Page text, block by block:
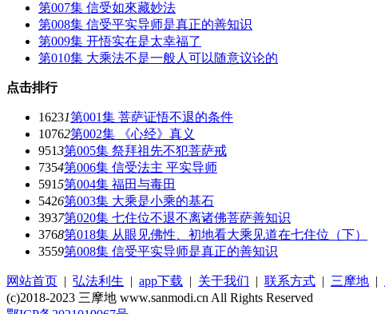
第007集 信受如來藏妙法
第008集 信受平实导师是真正的善知识
第009集 开悟实在是太幸福了
第010集 大乘法不是一般人可以随意议论的
点击排行
16231第001集 菩萨证悟不退的条件
10762第002集 《心经》真义
9513第005集 祭拜祖先不犯菩萨戒
7354第006集 信受法主 平实导师
5915第004集 福田与毒田
5426第003集 大乘是小乘的基石
3937第020集 七住位不退不离诸佛菩萨善知识
3768第018集 从眼见佛性、初地看大乘见道在七住位（下）
3559第008集 信受平实导师是真正的善知识
网站首页 | 弘法利生 | app下载 | 关于我们 | 联系方式 | 三摩地 |
(c)2018-2023 三摩地 www.sanmodi.cn All Rights Reserved